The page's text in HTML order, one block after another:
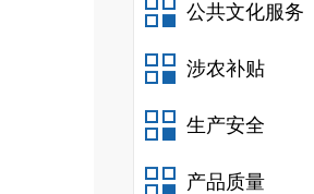
公共文化服务
涉农补贴
生产安全
产品质量